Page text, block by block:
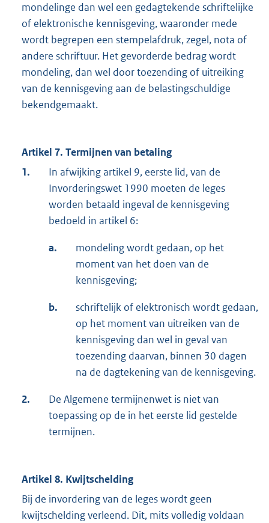
mondelinge dan wel een gedagtekende schriftelijke
of elektronische kennisgeving, waaronder mede
wordt begrepen een stempelafdruk, zegel, nota of
andere schriftuur. Het gevorderde bedrag wordt
mondeling, dan wel door toezending of uitreiking
van de kennisgeving aan de belastingschuldige
bekendgemaakt.
Artikel 7. Termijnen van betaling
1.
In afwijking artikel 9, eerste lid, van de
Invorderingswet 1990 moeten de leges
worden betaald ingeval de kennisgeving
bedoeld in artikel 6:
a.
mondeling wordt gedaan, op het
moment van het doen van de
kennisgeving;
b.
schriftelijk of elektronisch wordt gedaan,
op het moment van uitreiken van de
kennisgeving dan wel in geval van
toezending daarvan, binnen 30 dagen
na de dagtekening van de kennisgeving.
2.
De Algemene termijnenwet is niet van
toepassing op de in het eerste lid gestelde
termijnen.
Artikel 8. Kwijtschelding
Bij de invordering van de leges wordt geen
kwijtschelding verleend. Dit, mits volledig voldaan